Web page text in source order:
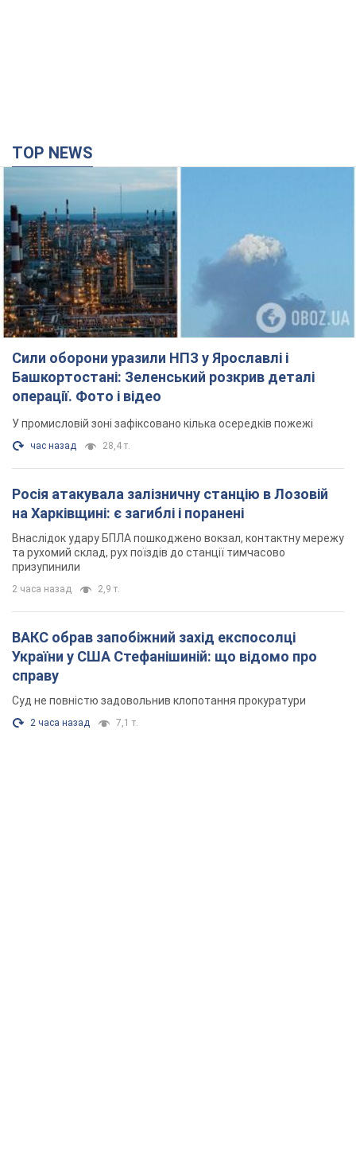
TOP NEWS
Сили оборони уразили НПЗ у Ярославлі і
Башкортостані: Зеленський розкрив деталі
операції. Фото і відео
У промисловій зоні зафіксовано кілька осередків пожежі
час назад 28,4 т.
Росія атакувала залізничну станцію в Лозовій
на Харківщині: є загиблі і поранені
Внаслідок удару БПЛА пошкоджено вокзал, контактну мережу
та рухомий склад, рух поїздів до станції тимчасово
призупинили
2 часа назад 2,9 т.
ВАКС обрав запобіжний захід експосолці
України у США Стефанішиній: що відомо про
справу
Суд не повністю задовольнив клопотання прокуратури
2 часа назад 7,1 т.